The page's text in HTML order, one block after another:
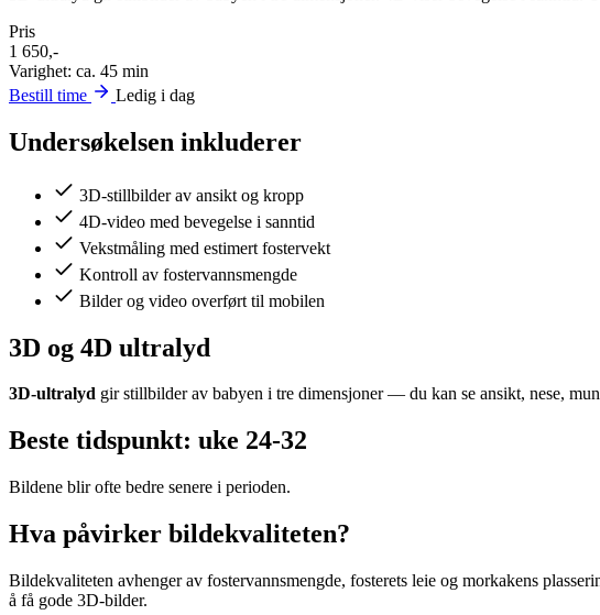
Pris
1 650,-
Varighet: ca. 45 min
Bestill time
Ledig i dag
Undersøkelsen inkluderer
3D-stillbilder av ansikt og kropp
4D-video med bevegelse i sanntid
Vekstmåling med estimert fostervekt
Kontroll av fostervannsmengde
Bilder og video overført til mobilen
3D og 4D ultralyd
3D-ultralyd gir stillbilder av babyen i tre dimensjoner — du kan se ansikt, nese,
Beste tidspunkt: uke 24-32
Bildene blir ofte bedre senere i perioden.
Hva påvirker bildekvaliteten?
Bildekvaliteten avhenger av fostervannsmengde, fosterets leie og morkakens
å få gode 3D-bilder.